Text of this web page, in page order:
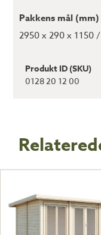
Pakkens mål
2950 x 290 x 1150
Produkt ID (SKU)
0128 20 12 00